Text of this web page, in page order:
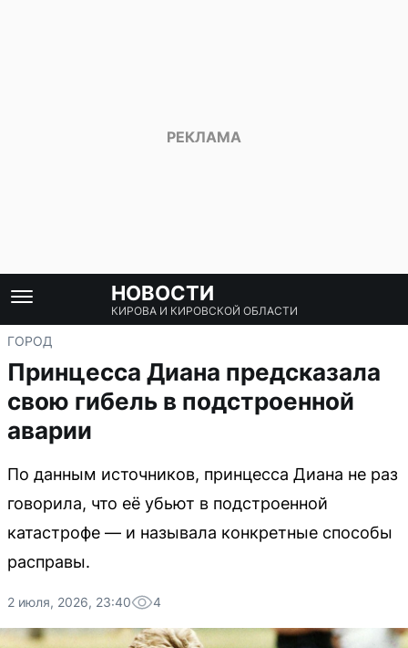
НОВОСТИ
КИРОВА И КИРОВСКОЙ ОБЛАСТИ
ГОРОД
Принцесса Диана предсказала
свою гибель в подстроенной
аварии
По данным источников, принцесса Диана не раз
говорила, что её убьют в подстроенной
катастрофе — и называла конкретные способы
расправы.
2 июля, 2026, 23:40 4